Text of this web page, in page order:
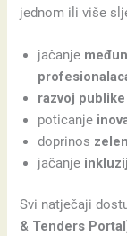
jednom ili više
jačanje
razvoj publike
poticanje
doprinos
jačanje
Svi natječaji
& Tenders Portal